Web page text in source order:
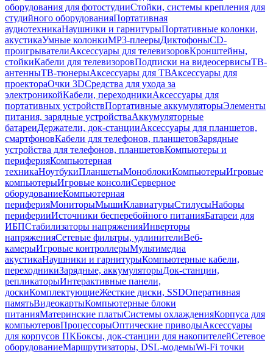
оборудования для фотостудииСтойки, системы крепления для
студийного оборудованияПортативная
аудиотехникаНаушники и гарнитурыПортативные колонки,
акустикаУмные колонкиMP3-плеерыДиктофоныCD-
проигрывателиАксессуары для телевизоровКронштейны,
стойкиКабели для телевизоровПодписки на видеосервисыТВ-
антенныТВ-тюнерыАксессуары для ТВАксессуары для
проектораОчки 3DСредства для ухода за
электроникойКабели, переходникиАксессуары для
портативных устройствПортативные аккумуляторыЭлементы
питания, зарядные устройстваАккумуляторные
батареиДержатели, док-станцииАксессуары для планшетов,
смартфоновКабели для телефонов, планшетовЗарядные
устройства для телефонов, планшетовКомпьютеры и
периферияКомпьютерная
техникаНоутбукиПланшетыМоноблокиКомпьютерыИгровые
компьютерыИгровые консолиСерверное
оборудованиеКомпьютерная
периферияМониторыМышиКлавиатурыСтилусыНаборы
периферииИсточники бесперебойного питанияБатареи для
ИБПСтабилизаторы напряженияИнверторы
напряженияСетевые фильтры, удлинителиВеб-
камерыИгровые контроллерыМультимедиа
акустикаНаушники и гарнитурыКомпьютерные кабели,
переходникиЗарядные, аккумуляторыДок-станции,
репликаторыИнтерактивные панели,
доскиКомплектующиеЖесткие диски, SSDОперативная
памятьВидеокартыКомпьютерные блоки
питанияМатеринские платыСистемы охлажденияКорпуса для
компьютеровПроцессорыОптические приводыАксессуары
для корпусов ПКБоксы, док-станции для накопителейСетевое
оборудованиеМаршрутизаторы, DSL-модемыWi-Fi точки